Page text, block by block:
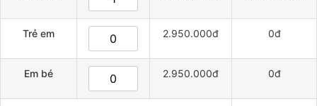
Trẻ em 2.950.000đ 0đ
Em bé 2.950.000đ 0đ